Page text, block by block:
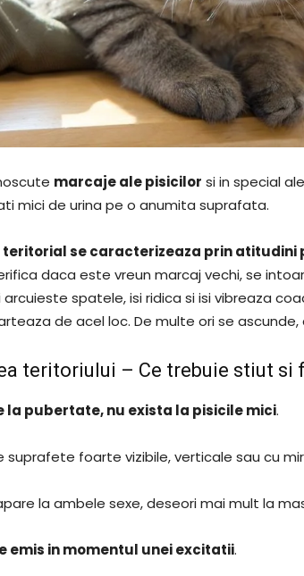
marcaje ale pisicilor si in special
mici de urina pe o anumita suprafata.
se caracterizeaza prin
daca este vreun marcaj vechi, se
spatele, isi ridica si isi vibreaza
de acel loc. De multe ori se
teritoriului – Ce trebuie stiut si
pubertate, nu exista la pisicile mici.
foarte vizibile, verticale sau cu
la ambele sexe, deseori mai mult la
emis in momentul unei excitatii.